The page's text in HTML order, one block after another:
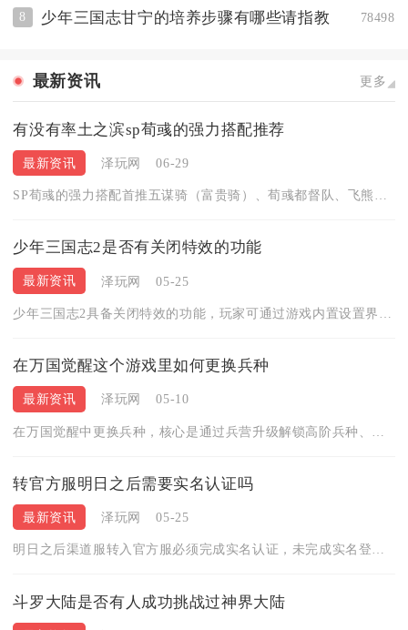
8 少年三国志甘宁的培养步骤有哪些请指教 78498
最新资讯 更多
有没有率土之滨sp荀彧的强力搭配推荐
最新资讯 泽玩网 06-29
少年三国志2是否有关闭特效的功能
最新资讯 泽玩网 05-25
在万国觉醒这个游戏里如何更换兵种
最新资讯 泽玩网 05-10
转官方服明日之后需要实名认证吗
最新资讯 泽玩网 05-25
明日之后渠道服转入官方服必须完成实名认证，未完成实名登记的账...
斗罗大陆是否有人成功挑战过神界大陆